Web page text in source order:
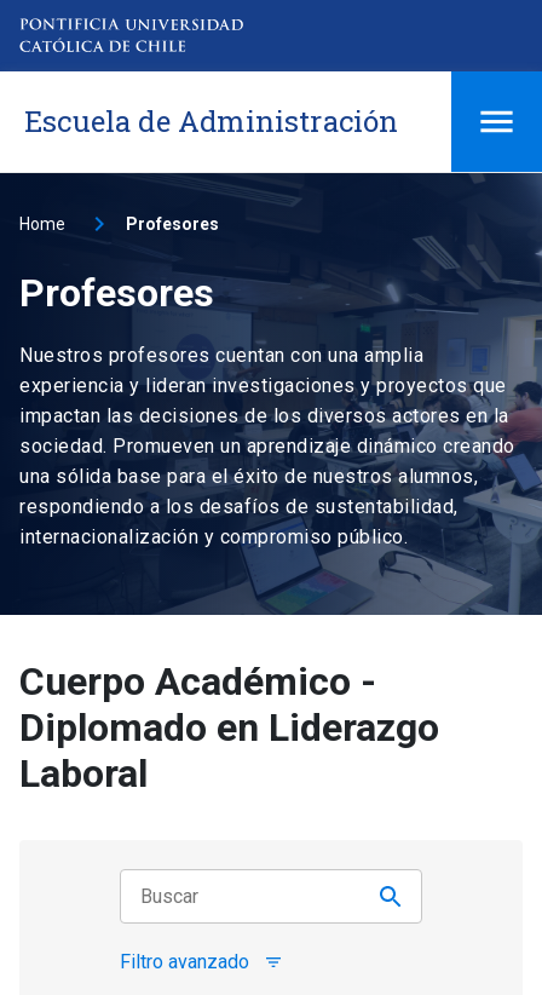
Escuela de Administración
Home Profesores
Profesores
Nuestros profesores cuentan con una amplia
experiencia y lideran investigaciones y proyectos que
impactan las decisiones de los diversos actores en la
sociedad. Promueven un aprendizaje dinámico creando
una sólida base para el éxito de nuestros alumnos,
respondiendo a los desafíos de sustentabilidad,
internacionalización y compromiso público.
Cuerpo Académico -
Diplomado en Liderazgo
Laboral
Filtro avanzado filter_list